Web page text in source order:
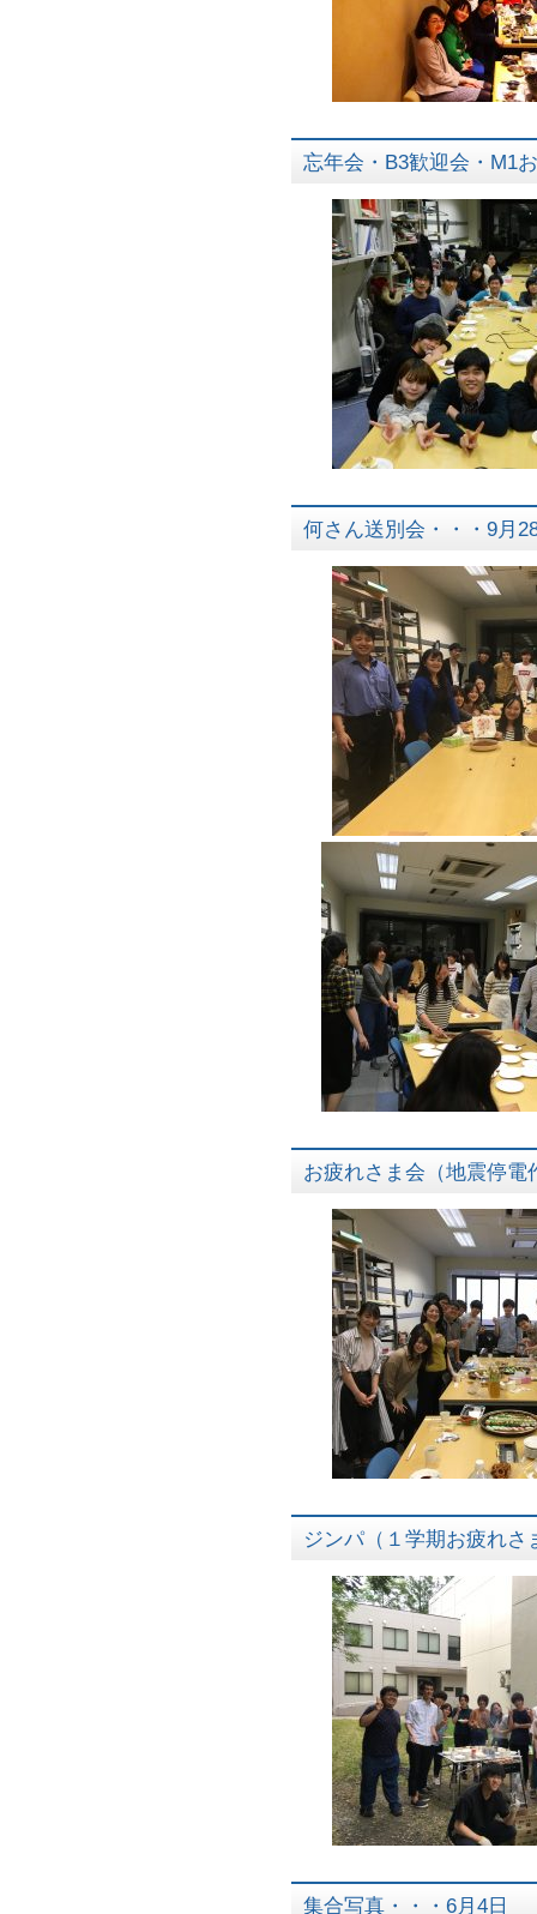
忘年会・B3歓迎会・M1
何さん送別会・・・9月
お疲れさま会（地震停電
ジンパ（１学期お疲れさ
集合写真・・・6月4日